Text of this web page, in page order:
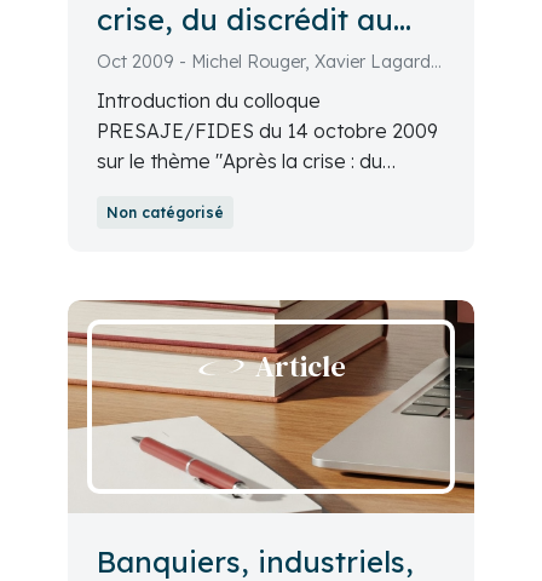
crise, du discrédit au
crédit
Oct 2009 - Michel Rouger, Xavier Lagarde,
Pierre Rouillard, Éric Brousseau
Introduction du colloque
PRESAJE/FIDES du 14 octobre 2009
sur le thème "Après la crise : du
Non catégorisé
Article
Banquiers, industriels,